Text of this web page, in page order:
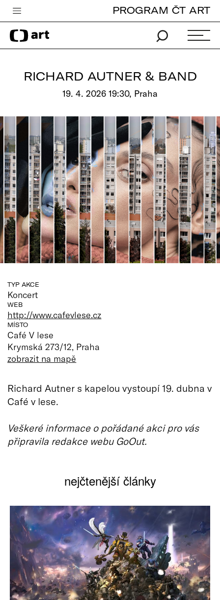
Česká televize
Zpravodajství
Pro děti
edu
Vše o ČT
PROGRAM ČT ART
RICHARD AUTNER & BAND
19. 4. 2026 19:30, Praha
TYP AKCE
Koncert
WEB
http://www.cafevlese.cz
MÍSTO
Café V lese
Krymská 273/12, Praha
zobrazit na mapě
Richard Autner s kapelou vystoupí 19. dubna v
Café v lese.
Veškeré informace o pořádané akci pro vás
připravila redakce webu GoOut.
nejčtenější články